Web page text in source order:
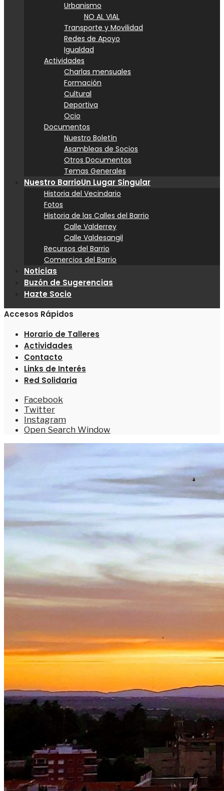
Urbanismo
NO AL VIAL
Transporte y Movilidad
Redes de Apoyo
Igualdad
Actividades
Charlas mensuales
Formación
Cultural
Deportiva
Ocio
Documentos
Nuestro Boletín
Asambleas de Socios
Otros Documentos
Temas Generales
Nuestro BarrioUn Lugar Singular
Historia del Vecindario
Fotos
Historia de las Calles del Barrio
Calle Valderrey
Calle Valdesangil
Recursos del Barrio
Comercios del Barrio
Noticias
Buzón de Sugerencias
Hazte Socio
Accesos Rápidos
Horario de Talleres
Actividades
Contacto
Links de Interés
Red Solidaria
Facebook
Twitter
Instagram
Open Search Window